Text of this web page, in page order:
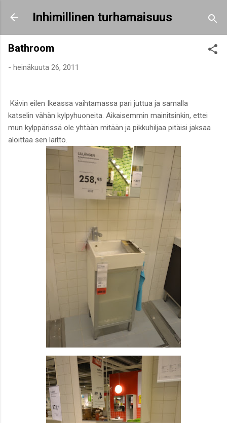
Siirry pääsisältöön
Inhimillinen turhamaisuus
Bathroom
- heinäkuuta 26, 2011
Kävin eilen Ikeassa vaihtamassa pari juttua ja samalla
katselin vähän kylpyhuoneita. Aikaisemmin mainitsinkin, ettei
mun kylppärissä ole yhtään mitään ja pikkuhiljaa pitäisi jaksaa
aloittaa sen laitto.